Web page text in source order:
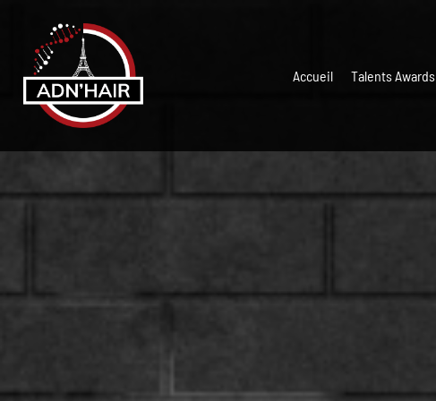
Accueil Talents Awards